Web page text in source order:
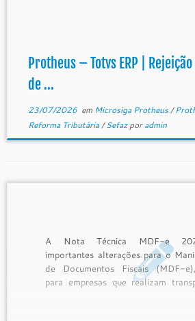
Protheus – Totvs ERP |
de ...
23/07/2026em Microsiga Protheus/
Reforma Tributária/Sefazporadmin
A Nota Técnica MDF-e
importantes alterações para o
de Documentos Fiscais (MDF-
para empresas que realizam